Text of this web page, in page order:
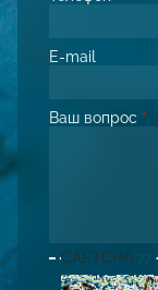
E-mail
Ваш вопрос *
CAPTCHA